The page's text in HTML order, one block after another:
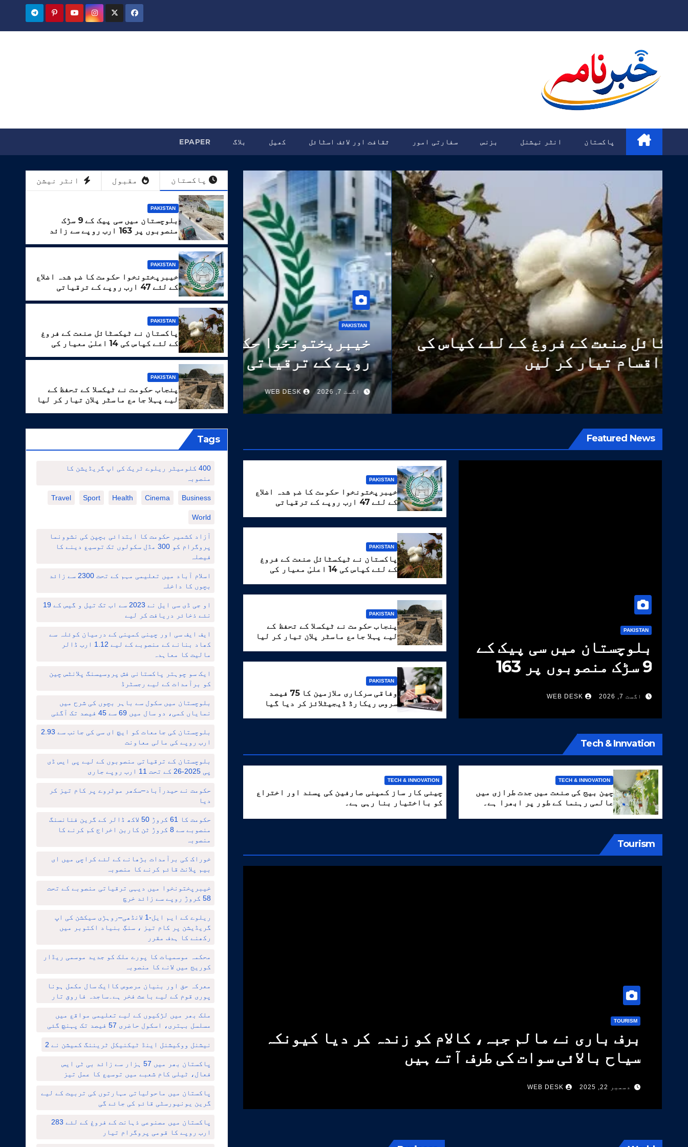
پاکستان انٹر نیشنل بزنس سفارتی امور ثقافت اور لائف اسٹائل کھیل بلاگ EPAPER
PAKISTAN
روپے کے ترقیاتی پروگرام کا
اگست 7, 2026 WEB DESK
PAKISTAN
پاکستان نے ٹیکسٹائل صنعت کے فروغ کے لئے کپاس کی
14 اعلیٰ معیار کی اقسام تیار کر لیں
اگست 5, 2026 WEB DESK
پاکستان مقبول انٹر نیشن
PAKISTAN
بلوچستان میں سی پیک کے 9 سڑک
منصوبوں پر 163 ارب روپے سے زائد
PAKISTAN
خیبرپختونخوا حکومت کا ضم شدہ اضلاع
کے لئے 47 ارب روپے کے ترقیاتی
PAKISTAN
پاکستان نے ٹیکسٹائل صنعت کے فروغ
کے لئے کپاس کی 14 اعلیٰ معیار کی
PAKISTAN
پنجاب حکومت نے ٹیکسلا کے تحفظ کے
لیے پہلا جامع ماسٹر پلان تیار کر لیا
Featured News
PAKISTAN
بلوچستان میں سی پیک کے
9 سڑک منصوبوں پر 163
اگست 7, 2026 WEB DESK
PAKISTAN
خیبرپختونخوا حکومت کا ضم شدہ اضلاع
کے لئے 47 ارب روپے کے ترقیاتی
پروگرام کا منصوبہ
PAKISTAN
پاکستان نے ٹیکسٹائل صنعت کے فروغ
کے لئے کپاس کی 14 اعلیٰ معیار کی
اقسام تیار کر لیں
PAKISTAN
پنجاب حکومت نے ٹیکسلا کے تحفظ کے
لیے پہلا جامع ماسٹر پلان تیار کر لیا
PAKISTAN
وفاقی سرکاری ملازمین کا 75 فیصد
سروس ریکارڈ ڈیجیٹلائز کر دیا گیا
Tech & Innvation
TECH & INNOVATION
چین بیج کی صنعت میں جدت طرازی میں
عالمی رہنما کے طور پر ابھرا ہے۔
TECH & INNOVATION
چینی کار ساز کمپنی صارفین کی پسند اور اختراع
کو بااختیار بنا رہی ہے۔
Tourism
TOURISM
برف باری نے مالم جبہ، کالام کو زندہ کر دیا کیونکہ
سیاح بالائی سوات کی طرف آتے ہیں
دسمبر 22, 2025 WEB DESK
Tags
400 کلومیٹر ریلوے ٹریک کی اپ گریڈیشن کا
منصوبہ
Business
Cinema
Health
Sport
Travel
World
آزاد کشمیر حکومت کا ابتدائی بچپن کی نشوونما
پروگرام کو 300 مڈل سکولوں تک توسیع دینے کا
فیصلہ
اسلام آباد میں تعلیمی مہم کے تحت 2300 سے زائد
بچوں کا داخلہ
او جی ڈی سی ایل نے 2023 سے اب تک تیل و گیس کے 19
نئے ذخائر دریافت کر لیے
ایف ایف سی اور چینی کمپنی کے درمیان کوئلہ سے
کھاد بنانے کے منصوبے کے لیے 1.12 ارب ڈالر
مالیت کا معاہدہ
ایک سو چوہتر پاکستانی فش پروسیسنگ پلانٹس چین
کو برآمدات کے لیے رجسٹرڈ
بلوچستان میں سکول سے باہر بچوں کی شرح میں
نمایاں کمی، دو سال میں 69 سے 45 فیصد تک آگئی
بلوچستان کی جامعات کو ایچ ای سی کی جانب سے 2.93
ارب روپے کی مالی معاونت
بلوچستان کے ترقیاتی منصوبوں کے لیے پی ایس ڈی
پی 2025-26 کے تحت 11 ارب روپے جاری
حکومت نے حیدرآباد–سکھر موٹروے پر کام تیز کر
دیا
حکومت کا 61 کروڑ 50 لاکھ ڈالر کے گرین فنانسنگ
منصوبے سے 8 کروڑ ٹن کاربن اخراج کم کرنے کا
منصوبہ
خوراک کی برآمدات بڑھانے کے لئے کراچی میں ای
بیم پلانٹ قائم کرنے کا منصوبہ
خیبرپختونخوا میں دیہی ترقیاتی منصوبے کے تحت
58 کروڑ روپے سے زائد خرچ
ریلوے کے ایم ایل-1 لانڈھی–روہڑی سیکشن کی اپ
گریڈیشن پر کام تیز ، سنگِ بنیاد اکتوبر میں
رکھنے کا ہدف مقرر
محکمہ موسمیات کا پورے ملک کو جدید موسمی ریڈار
کوریج میں لانے کا منصوبہ
معرکہ حق اور بنیان مرصوص کاایک سال مکمل ہونا
پوری قوم کے لیے باعث فخر ہے۔ساجدہ فاروق تار
ملک بھر میں لڑکیوں کے لیے تعلیمی مواقع میں
مسلسل بہتری، اسکول حاضری 57 فیصد تک پہنچ گئی
نیشنل ووکیشنل اینڈ ٹیکنیکل ٹریننگ کمیشن نے 2
پاکستان بھر میں 57 ہزار سے زائد بی ٹی ایس
فعال، ٹیلی کام شعبے میں توسیع کا عمل تیز
پاکستان میں ماحولیاتی مہارتوں کی تربیت کے لیے
گرین یونیورسٹی قائم کی جائے گی
پاکستان میں مصنوعی ذہانت کے فروغ کے لئے 283
ارب روپے کا قومی پروگرام تیار